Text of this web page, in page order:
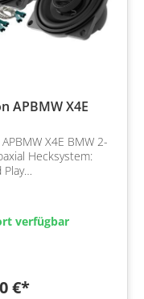
APBMW X4E
X4E BMW 2-
Hecksystem:
Play
verfügbar
€*